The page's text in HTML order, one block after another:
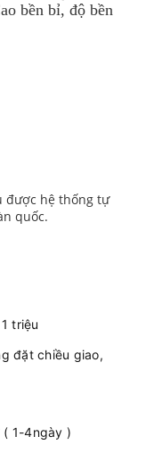
bền bỉ, độ bền
được hệ thống tự
quốc.
triệu
đặt chiều giao,
1-4ngày )